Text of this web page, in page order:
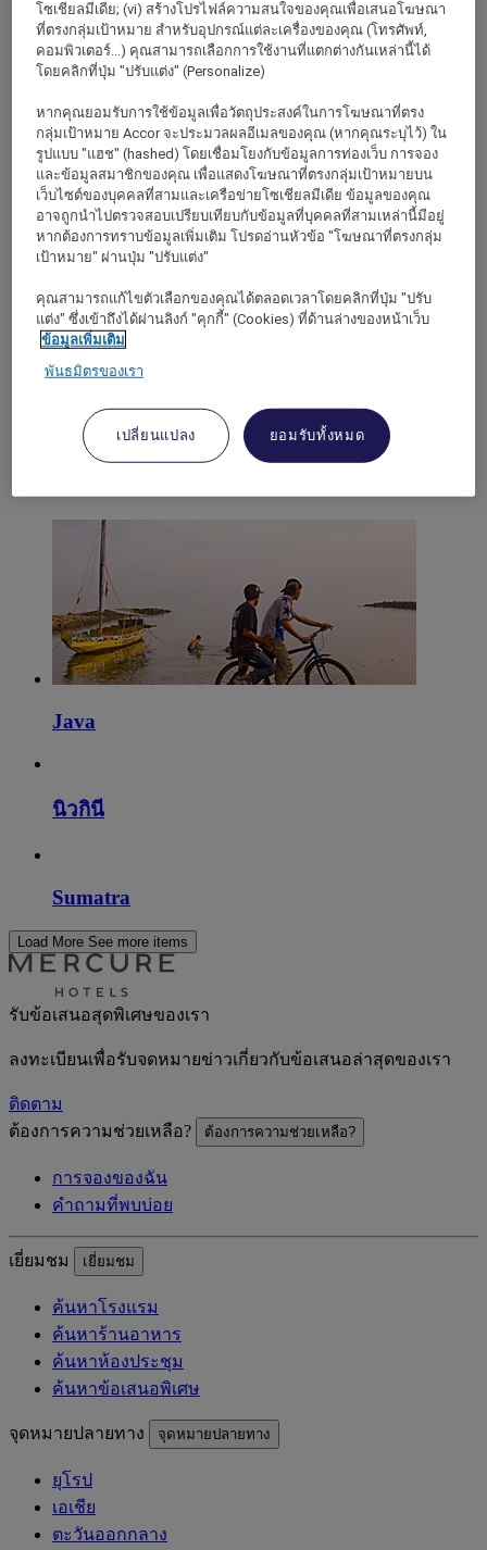
World
Asia
Indonesia
เซเลบีส
Java
นิวกินี
Sumatra
Load More See more items
รับข้อเสนอสุดพิเศษของเรา
ลงทะเบียนเพื่อรับจดหมายข่าวเกี่ยวกับข้อเสนอล่าสุดของเรา
ติดตาม
ต้องการความช่วยเหลือ?
ต้องการความช่วยเหลือ?
การจองของฉัน
คำถามที่พบบ่อย
เยี่ยมชม เยี่ยมชม
ค้นหาโรงแรม
ค้นหาร้านอาหาร
ค้นหาห้องประชุม
ค้นหาข้อเสนอพิเศษ
จุดหมายปลายทาง จุดหมายปลายทาง
ยุโรป
เอเชีย
ตะวันออกกลาง
โซเชียลมีเดีย; (vi) สร้างโปรไฟล์ความสนใจของคุณเพื่อเสนอโฆษณา
ที่ตรงกลุ่มเป้าหมาย สำหรับอุปกรณ์แต่ละเครื่องของคุณ (โทรศัพท์,
คอมพิวเตอร์...) คุณสามารถเลือกการใช้งานที่แตกต่างกันเหล่านี้ได้
โดยคลิกที่ปุ่ม "ปรับแต่ง" (Personalize)
หากคุณยอมรับการใช้ข้อมูลเพื่อวัตถุประสงค์ในการโฆษณาที่ตรง
กลุ่มเป้าหมาย Accor จะประมวลผลอีเมลของคุณ (หากคุณระบุไว้) ใน
รูปแบบ "แฮช" (hashed) โดยเชื่อมโยงกับข้อมูลการท่องเว็บ การจอง
และข้อมูลสมาชิกของคุณ เพื่อแสดงโฆษณาที่ตรงกลุ่มเป้าหมายบน
เว็บไซต์ของบุคคลที่สามและเครือข่ายโซเชียลมีเดีย ข้อมูลของคุณ
อาจถูกนำไปตรวจสอบเปรียบเทียบกับข้อมูลที่บุคคลที่สามเหล่านี้มีอยู่
หากต้องการทราบข้อมูลเพิ่มเติม โปรดอ่านหัวข้อ "โฆษณาที่ตรงกลุ่ม
เป้าหมาย" ผ่านปุ่ม "ปรับแต่ง"
คุณสามารถแก้ไขตัวเลือกของคุณได้ตลอดเวลาโดยคลิกที่ปุ่ม "ปรับ
แต่ง" ซึ่งเข้าถึงได้ผ่านลิงก์ "คุกกี้" (Cookies) ที่ด้านล่างของหน้าเว็บ
ข้อมูลเพิ่มเติม
พันธมิตรของเรา
เปลี่ยนแปลง ยอมรับทั้งหมด